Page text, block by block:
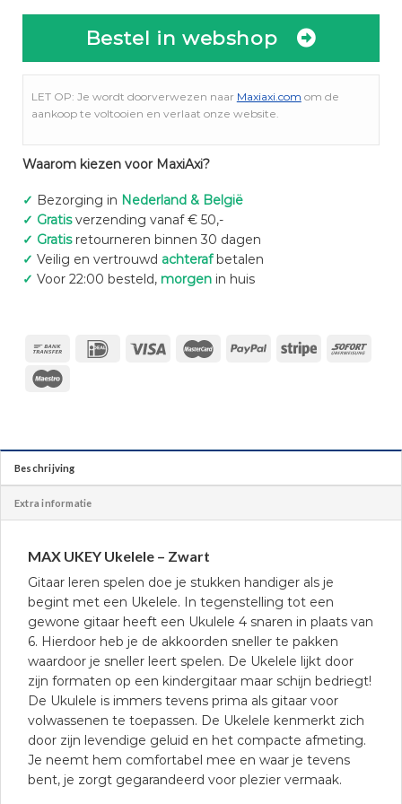
Bestel in webshop
LET OP: Je wordt doorverwezen naar Maxiaxi.com om de
aankoop te voltooien en verlaat onze website.
Waarom kiezen voor MaxiAxi?
✓ Bezorging in Nederland & België
✓ Gratisverzending vanaf € 50,-
✓ Gratisretourneren binnen 30 dagen
✓ Veilig en vertrouwd achterafbetalen
✓ Voor 22:00 besteld, morgenin huis
Beschrijving
Extra informatie
MAX UKEY Ukelele – Zwart
Gitaar leren spelen doe je stukken handiger als je
begint met een Ukelele. In tegenstelling tot een
gewone gitaar heeft een Ukulele 4 snaren in plaats van
6. Hierdoor heb je de akkoorden sneller te pakken
waardoor je sneller leert spelen. De Ukelele lijkt door
zijn formaten op een kindergitaar maar schijn bedriegt!
De Ukulele is immers tevens prima als gitaar voor
volwassenen te toepassen. De Ukelele kenmerkt zich
door zijn levendige geluid en het compacte afmeting.
Je neemt hem comfortabel mee en waar je tevens
bent, je zorgt gegarandeerd voor plezier vermaak.